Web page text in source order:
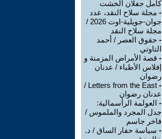
كامل جفلان الخشت
- مجلة سلاح النقد، عدد
جوان-جويلية-اوت 2026 /
مجلة سلاح النقد
- حقوق العصر / أحمد
التاوتي
- قصة الأمراض المزمنة و
إفلاس الأطباء / عدنان
رضوان
-
Letters from the East /
عدنان رضوان
- العولمة الرأسمالية:
جدل المجرد والملموس /
فاخر جاسم
- سياسة حفار الساق / د.